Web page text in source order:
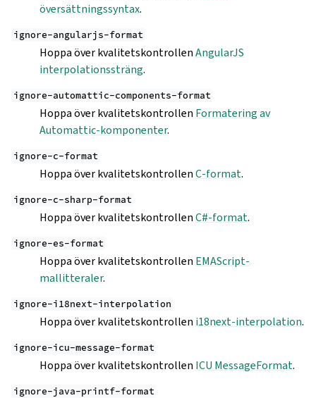
översättningssyntax.
ignore-angularjs-format
Hoppa över kvalitetskontrollenAngularJS
interpolationssträng.
ignore-automattic-components-format
Hoppa över kvalitetskontrollen Formatering av
Automattic-komponenter.
ignore-c-format
Hoppa över kvalitetskontrollenC-format.
ignore-c-sharp-format
Hoppa över kvalitetskontrollenC#-format.
ignore-es-format
Hoppa över kvalitetskontrollen EMAScript-
mallitteraler.
ignore-i18next-interpolation
Hoppa över kvalitetskontrollen i18next-interpolation.
ignore-icu-message-format
Hoppa över kvalitetskontrollen ICU MessageFormat.
ignore-java-printf-format